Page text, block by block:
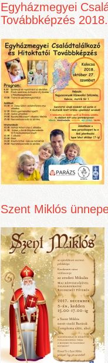
Egyházmegyei
Továbbképzés 2018.
Szent Miklós